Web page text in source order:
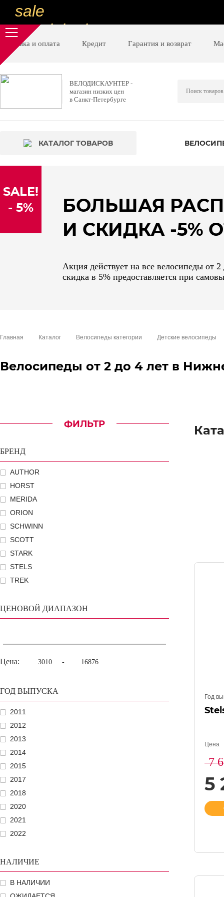
sale
special price
sale
низкие цены
вот дешево
special price
sale
надо брать
sale
Доставка и оплата Кредит Гарантия и возврат
ВЕЛОДИСКАУНТЕР -
магазин низких цен
в Санкт-Петербурге
КАТАЛОГ ТОВАРОВ
SALE!
- 5%
БОЛЬШАЯ
И СКИДКА -5%
Акция действует на все велосипеды от
скидка в 5% предоставляется при
Главная Каталог Велосипеды категории Детские велосипеды
Велосипеды от 2 до 4 лет в
ФИЛЬТР
БРЕНД
AUTHOR
HORST
MERIDA
ORION
SCHWINN
SCOTT
STARK
STELS
TREK
ЦЕНОВОЙ ДИАПАЗОН
Цена: -
ГОД ВЫПУСКА
2011
2012
2013
2014
2015
2017
2018
2020
2021
2022
НАЛИЧИЕ
В НАЛИЧИИ
Год
Цена
7
5